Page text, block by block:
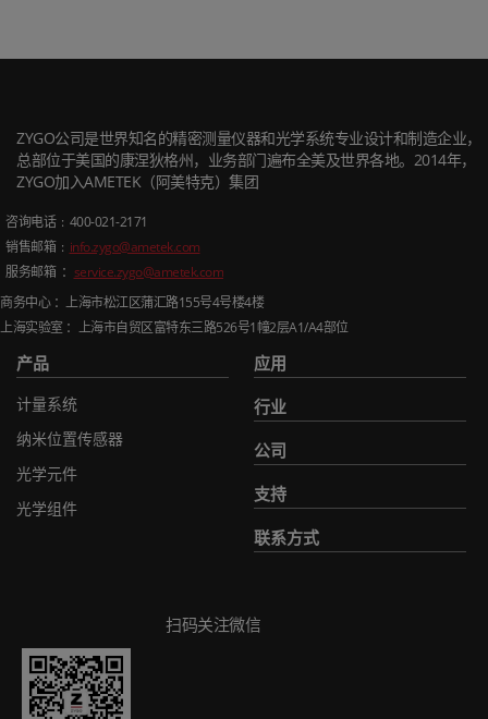
ZYGO公司是世界知名的精密测量仪器和光学系统专业设计和制造企业，
总部位于美国的康涅狄格州，业务部门遍布全美及世界各地。2014年，
ZYGO加入AMETEK（阿美特克）集团
咨询电话: 400-021-2171
销售邮箱 : info.zygo@ametek.com
服务邮箱 ： service.zygo@ametek.com
商务中心 ：上海市松江区蒲汇路155号4号楼4楼
上海实验室 ：上海市自贸区富特东三路526号1幢2层A1/A4部位
产品
计量系统
纳米位置传感器
光学元件
光学组件
应用
行业
公司
支持
联系方式
扫码关注微信